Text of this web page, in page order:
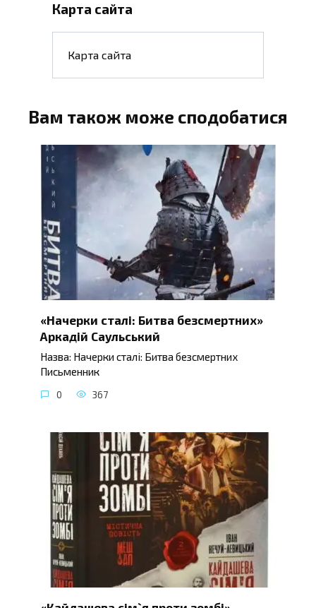
Карта сайта
Карта сайта
Вам також може сподобатися
«Начерки сталі: Битва безсмертних»
Аркадій Саульський
Назва: Начерки сталі: Битва безсмертних
Письменник
0 367